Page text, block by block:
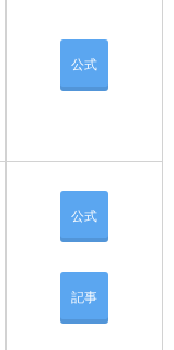
公式
公式
記事